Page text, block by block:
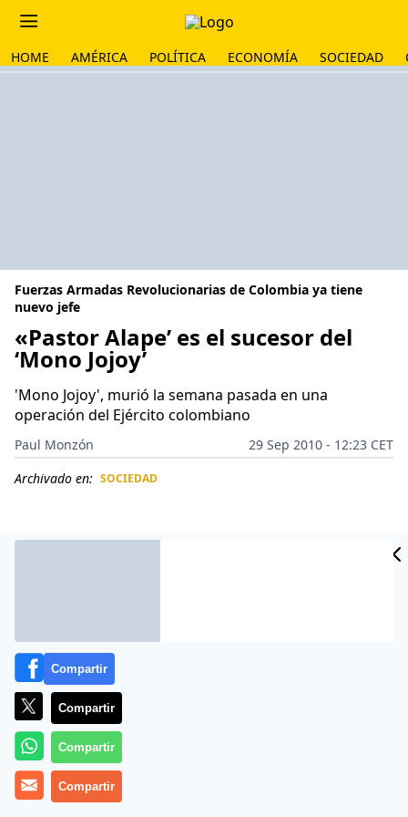
HOME AMÉRICA POLÍTICA ECONOMÍA SOCIEDAD
Fuerzas Armadas Revolucionarias de Colombia ya tiene
nuevo jefe
«Pastor Alape’ es el sucesor del
‘Mono Jojoy’
'Mono Jojoy', murió la semana pasada en una
operación del Ejército colombiano
Paul Monzón
29 Sep 2010 - 12:23 CET
Archivado en: SOCIEDAD
Las Fuerzas Armadas Revolucionarias de Colombia
(FARC) designaron a Félix Antonio Muñoz Lascarro,
Compartir
Compartir
Compartir
Compartir